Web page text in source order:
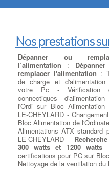
Nos prestations
Dépanner ou
l’alimentation :
remplacer l'alimentation :
de charge et d'alimentation
votre Pc - Vérification
connectiques
l'Ordi sur Bloc
LE-CHEYLARD -
Bloc Alimentation de
Alimentations ATX
LE-CHEYLARD -
300 watts et 1200 watts-
certifications pour PC sur
Nettoyage de la ventilation